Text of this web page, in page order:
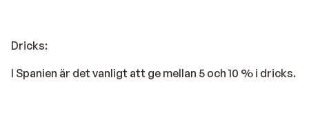
Dricks:
I Spanien är det vanligt att ge mellan 5 och 10 % i dricks.